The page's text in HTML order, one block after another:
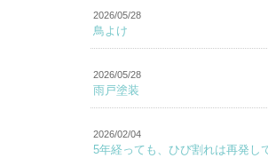
2026/05/28
鳥よけ
2026/05/28
雨戸塗装
2026/02/04
5年経っても、ひび割れは再発し